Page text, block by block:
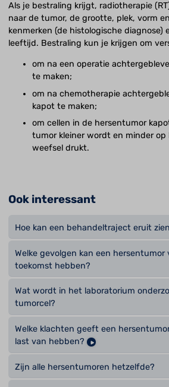
Als je bestraling krijgt, radiotherapie
naar de tumor, de grootte, plek, vorm
kenmerken (de histologische diagnose)
leeftijd. Bestraling kun je krijgen om
om na een operatie
te maken;
om na chemotherapie
kapot te maken;
om cellen in de hersentumor
tumor kleiner wordt en minder
weefsel drukt.
Ook interessant
Hoe kan een behandeltraject eruit
Welke gevolgen kan een hersentumor
toekomst hebben?
Wat wordt in het laboratorium
tumorcel?
Welke klachten geeft een
last van hebben?
Zijn alle hersentumoren hetzelfde?